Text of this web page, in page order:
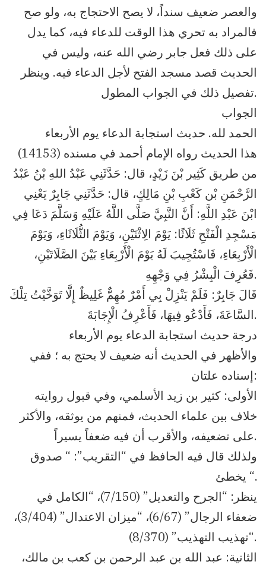
والعصر ضعيف سنداً، لا يصح الاحتجاج به، ولو صح
فالمراد به تحري هذا الوقت للدعاء فيه، كما يدل
على ذلك فعل جابر رضي الله عنه، وليس في
الحديث قصد مسجد الفتح لأجل الدعاء فيه. وينظر
تفصيل ذلك في الجواب المطول.
الجواب
الحمد لله. حديث استجابة الدعاء يوم الأربعاء
هذا الحديث رواه الإمام أحمد في مسنده (14153)
من طريق كَثِير بْنَ زَيْدٍ، قال: حَدَّثَنِي عَبْدُ اللهِ بْنُ عَبْدُ
الرَّحْمَنِ بْن كَعْبِ بْنِ مَالِكٍ، قال: حَدَّثَنِي جَابِرٌ يَعْنِي
ابْنَ عَبْدِ اللَّهِ: أَنَّ النَّبِيَّ صَلَّى اللَّهُ عَلَيْهِ وَسَلَّمَ دَعَا فِي
مَسْجِدِ الْفَتْحِ ثَلَاثًا: يَوْمَ الِاثْنَيْنِ، وَيَوْمَ الثُّلَاثَاءِ، وَيَوْمَ
الْأَرْبِعَاءِ، فَاسْتُجِيبَ لَهُ يَوْمَ الْأَرْبِعَاءِ بَيْنَ الصَّلَاتَيْنِ،
فَعُرِفَ الْبِشْرُ فِي وَجْهِهِ.
قَالَ جَابِرٌ: فَلَمْ يَنْزِلْ بِي أَمْرٌ مُهِمٌّ غَلِيظٌ إِلَّا تَوَخَّيْتُ تِلْكَ
السَّاعَةَ، فَأَدْعُو فِيهَا، فَأَعْرِفُ الْإِجَابَةَ.
درجة حديث استجابة الدعاء يوم الأربعاء
والأظهر في الحديث أنه ضعيف لا يحتج به ؛ ففي
إسناده علتان:
الأولى: كثير بن زيد الأسلمي، وفي قبول روايته
خلاف بين علماء الحديث، فمنهم من يوثقه، والأكثر
على تضعيفه، والأقرب أن فيه ضعفاً يسيراً.
ولذلك قال فيه الحافظ في “التقريب”: “ صدوق
يخطئ “.
ينظر: “الجرح والتعديل” (7/150)، “الكامل في
ضعفاء الرجال” (6/67)، “ميزان الاعتدال” (3/404)،
“تهذيب التهذيب” (8/370).
الثانية: عبد الله بن عبد الرحمن بن كعب بن مالك،